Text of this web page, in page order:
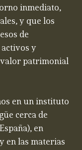
inmediato,
y que los
de
y
valor patrimonial
en un instituto
cerca de
en
en las materias